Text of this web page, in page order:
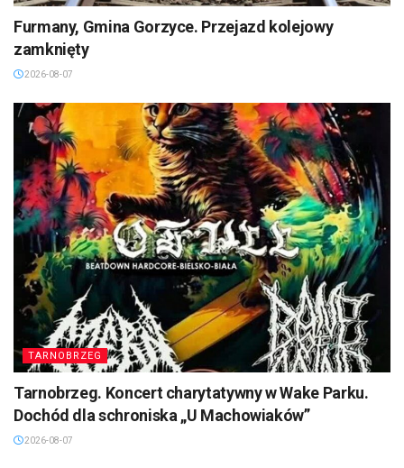
Furmany, Gmina Gorzyce. Przejazd kolejowy
zamknięty
2026-08-07
TARNOBRZEG
Tarnobrzeg. Koncert charytatywny w Wake Parku.
Dochód dla schroniska „U Machowiaków”
2026-08-07